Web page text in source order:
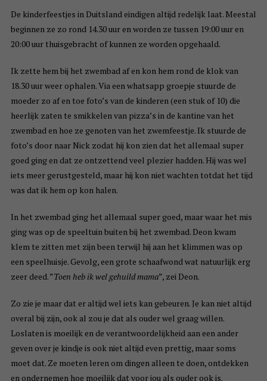
De kinderfeestjes in Duitsland eindigen altijd redelijk laat. Meestal
beginnen ze zo rond 14.30 uur en worden ze tussen 19:00 uur en
20:00 uur thuisgebracht of kunnen ze worden opgehaald.
Ik zette hem bij het zwembad af en kon hem rond de klok van
18.30 uur weer ophalen. Via een whatsapp groepje stuurde de
moeder zo af en toe foto’s van de kinderen (een stuk of 10) die
heerlijk zaten te smikkelen van pizza’s in de kantine van het
zwembad en hoe ze genoten van het zwemfeestje. Ik stuurde de
foto’s door naar Nick zodat hij kon zien dat het allemaal super
goed ging en dat ze ontzettend veel plezier hadden. Hij was wel
iets meer gerustgesteld, maar hij kon niet wachten totdat het tijd
was dat ik hem op kon halen.
In het zwembad ging het allemaal super goed, maar waar het mis
ging was op de speeltuin buiten bij het zwembad. Deon kwam
klem te zitten met zijn been terwijl hij aan het klimmen was op
een speelhuisje. Gevolg, een grote schaafwond wat natuurlijk erg
zeer deed. ”Toen heb ik wel gehuild mama”, zei Deon.
Zo zie je maar dat er altijd wel iets kan gebeuren. Je kan niet altijd
overal bij zijn, ook al zou je dat als ouder wel graag willen.
Loslaten is moeilijk en de verantwoordelijkheid aan een ander
geven over je kindje is ook niet altijd even prettig, maar soms
moet dat. Ze moeten leren om dingen alleen te doen, ontdekken
en ondernemen hoe moeilijk dat voor jou als ouder ook is.